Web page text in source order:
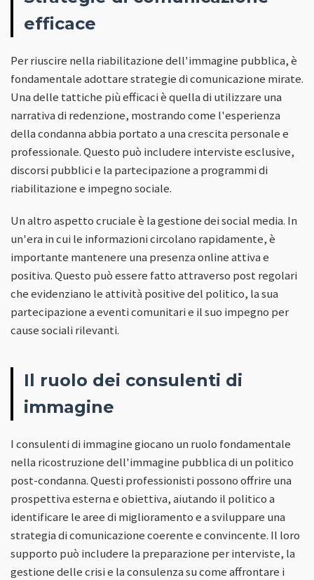
efficace
Per riuscire nella riabilitazione dell'immagine pubblica, è
fondamentale adottare strategie di comunicazione mirate.
Una delle tattiche più efficaci è quella di utilizzare una
narrativa di redenzione, mostrando come l'esperienza
della condanna abbia portato a una crescita personale e
professionale. Questo può includere interviste esclusive,
discorsi pubblici e la partecipazione a programmi di
riabilitazione e impegno sociale.
Un altro aspetto cruciale è la gestione dei social media. In
un'era in cui le informazioni circolano rapidamente, è
importante mantenere una presenza online attiva e
positiva. Questo può essere fatto attraverso post regolari
che evidenziano le attività positive del politico, la sua
partecipazione a eventi comunitari e il suo impegno per
cause sociali rilevanti.
Il ruolo dei consulenti di
immagine
I consulenti di immagine giocano un ruolo fondamentale
nella ricostruzione dell'immagine pubblica di un politico
post-condanna. Questi professionisti possono offrire una
prospettiva esterna e obiettiva, aiutando il politico a
identificare le aree di miglioramento e a sviluppare una
strategia di comunicazione coerente e convincente. Il loro
supporto può includere la preparazione per interviste, la
gestione delle crisi e la consulenza su come affrontare i